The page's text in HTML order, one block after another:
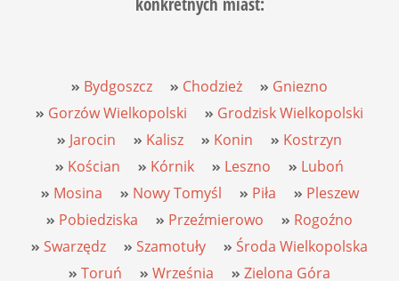
Bydgoszcz Chodzież
Gniezno
Gorzów Wielkopolski
Grodzisk Wielkopolski
Jarocin
Kalisz Konin
Kostrzyn
Kościan
Kórnik Leszno
Luboń
Mosina
Nowy Tomyśl Piła
Pleszew
Pobiedziska
Przeźmierowo
Rogoźno
Swarzędz
Szamotuły
Środa Wielkopolska
Toruń
Września Zielona Góra